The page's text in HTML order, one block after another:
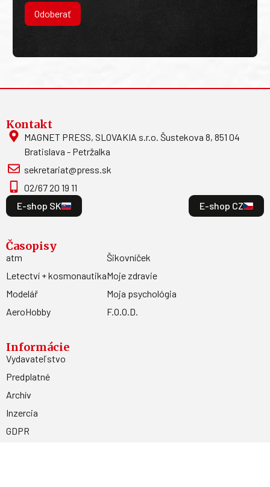
Odoberať
Kontakt
MAGNET PRESS, SLOVAKIA s.r.o. Šustekova 8, 851 04
Bratislava - Petržalka
sekretariat@press.sk
02/67 20 19 11
E-shop SK
E-shop CZ
Časopisy
atm
Letectví + kosmonautika
Modelář
AeroHobby
Šikovníček
Moje zdravie
Moja psychológia
F.O.O.D.
Informácie
Vydavateľstvo
Predplatné
Archív
Inzercia
GDPR